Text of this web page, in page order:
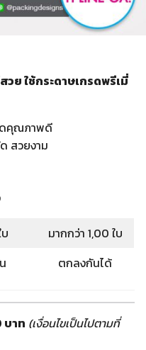
วยใช้กระดาษเกรดพรีเมี่
ดคุณภาพดี
สวยงาม
มากกว่า 1,00 ใบ
ตกลงกันได้
บาท (เงื่อนไขเป็นไปตามที่